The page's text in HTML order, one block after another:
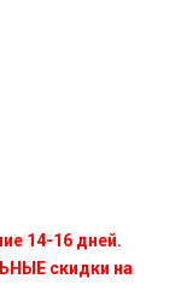
14-16 дней.
скидки на